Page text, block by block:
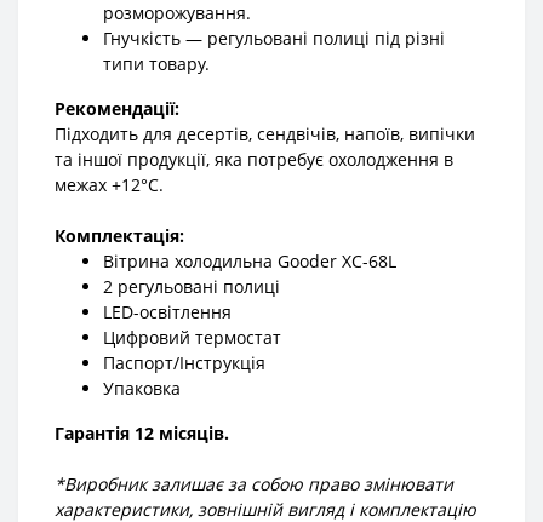
розморожування.
Гнучкість — регульовані полиці під різні
типи товару.
Рекомендації:
Підходить для десертів, сендвічів, напоїв, випічки
та іншої продукції, яка потребує охолодження в
межах +12°C.
Комплектація:
Вітрина холодильна Gooder XC-68L
2 регульовані полиці
LED-освітлення
Цифровий термостат
Паспорт/Інструкція
Упаковка
Гарантія 12 місяців.
*Виробник залишає за собою право змінювати
характеристики, зовнішній вигляд і комплектацію